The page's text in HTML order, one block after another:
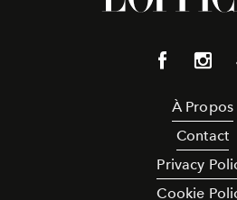
À Propos
Contact
Privacy
Cookie